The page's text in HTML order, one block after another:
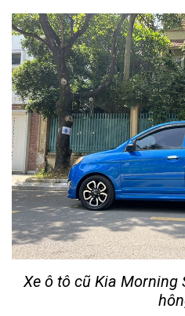
Xe ô tô cũ Kia Morning